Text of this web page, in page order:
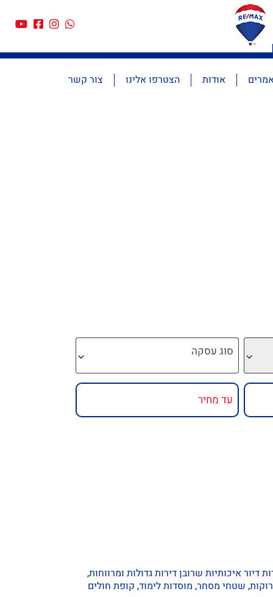
אודות הצטרפו אלינו צור קשר
סוג עסקה
הפכה בשנים האחרונות לפנינה מבוקשת בעיר. בשכונה היוקרתית קיימות כבר למעלה מ – 2000 יחידות דיור איכותיות שרובן דירות גדולות ומרווחות,
שטחי מסחר, מוסדות לימוד, קופת חולים